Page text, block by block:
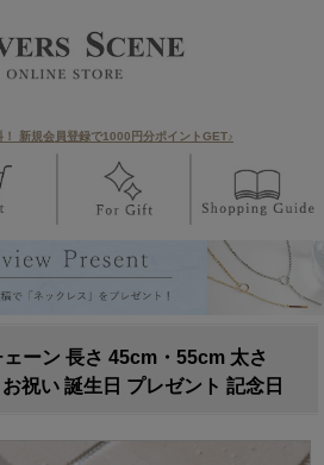
新規会員登録で1000円分ポイントGET♪
ーン 長さ 45cm・55cm 太さ
祝い 誕生日 プレゼント 記念日